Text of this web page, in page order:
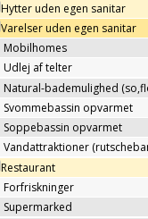
Hytter uden egen sanitar
Varelser uden egen sanitar
Mobilhomes
Udlej af telter
Natural-bademulighed
Svommebassin opvarmet
Soppebassin opvarmet
Vandattraktioner
Restaurant
Forfriskninger
Supermarked